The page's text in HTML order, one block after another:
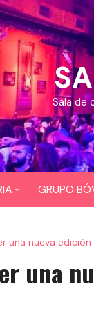
Sala de
GRUPO
BAR
una nueva
una